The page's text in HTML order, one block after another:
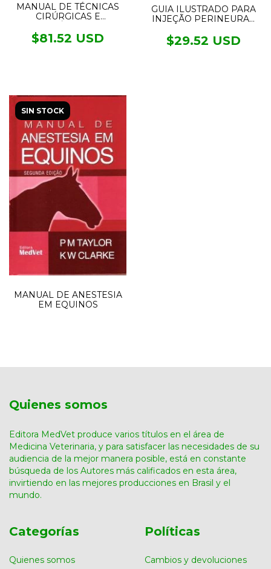
MANUAL DE TÉCNICAS
CIRÚRGICAS E
CLÍNICA EQUINA
$81.52 USD
GUIA ILUSTRADO PARA
INJEÇÃO PERINEURAL
LOCOMOTORES DE
EQUINOS
$29.52 USD
SIN STOCK
MANUAL DE ANESTESIA
EM EQUINOS
Quienes somos
Editora MedVet produce varios títulos en el área de
Medicina Veterinaria, y para satisfacer las necesidades de su
audiencia de la mejor manera posible, está en constante
búsqueda de los Autores más calificados en esta área,
invirtiendo en las mejores producciones en Brasil y el
mundo.
Categorías
Quienes somos
Políticas
Cambios y devoluciones